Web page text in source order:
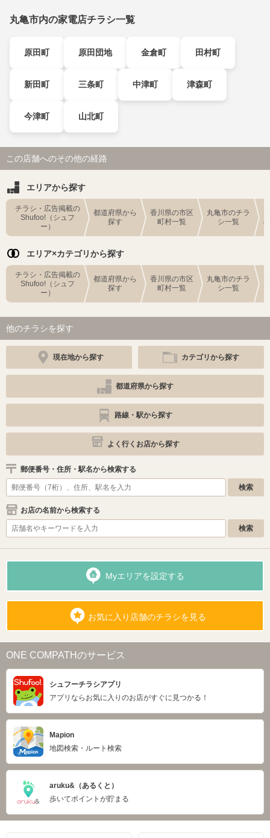
丸亀市内の家電店チラシ一覧
原田町 原田団地 金倉町 田村町
新田町 三条町 中津町 津森町
今津町 山北町
この店舗へのその他の経路
エリアから探す
チラシ・広告掲載の
Shufoo!（シュフ
ー）
都道府県から
探す
香川県の市区
町村一覧
丸亀市のチラ
シ一覧
エリア×カテゴリから探す
チラシ・広告掲載の
Shufoo!（シュフ
ー）
都道府県から
探す
香川県の市区
町村一覧
丸亀市のチラ
シ一覧
他のチラシを探す
現在地から探す カテゴリから探す
都道府県から探す
路線・駅から探す
よく行くお店から探す
郵便番号・住所・駅名から検索する
お店の名前から検索する
Myエリアを設定する
お気に入り店舗のチラシを見る
ONE COMPATHのサービス
シュフーチラシアプリ
アプリならお気に入りのお店がすぐに見つかる！
Mapion
地図検索・ルート検索
aruku&（あるくと）
歩いてポイントが貯まる